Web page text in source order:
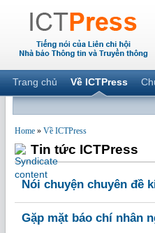
Trang chủ Về ICTPress
Home » Về ICTPress
Tin tức ICTPress
Nói chuyện chuyên đề
Gặp mặt báo chí nhân